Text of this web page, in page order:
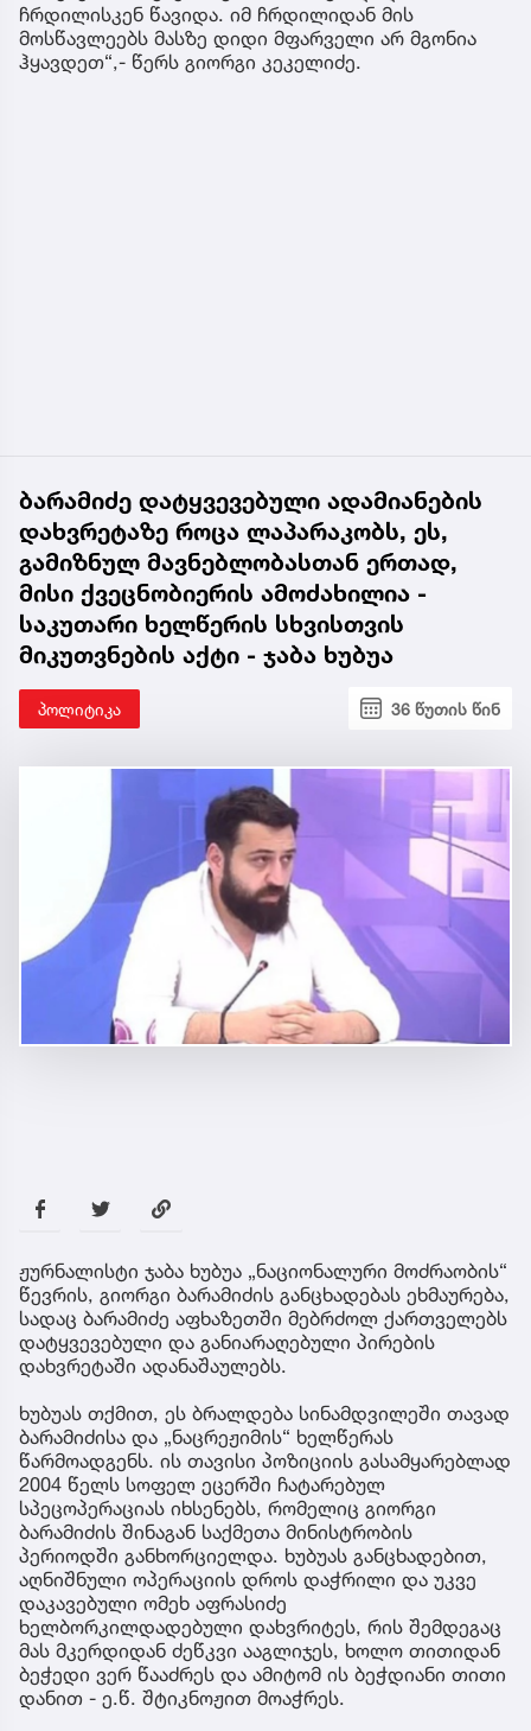
ჩრდილისკენ წავიდა. იმ ჩრდილიდან მის
მოსწავლეებს მასზე დიდი მფარველი არ მგონია
ჰყავდეთ“,- წერს გიორგი კეკელიძე.
ბარამიძე დატყვევებული ადამიანების
დახვრეტაზე როცა ლაპარაკობს, ეს,
გამიზნულ მავნებლობასთან ერთად,
მისი ქვეცნობიერის ამოძახილია -
საკუთარი ხელწერის სხვისთვის
მიკუთვნების აქტი - ჯაბა ხუბუა
პოლიტიკა 36 წუთის წინ
ჟურნალისტი ჯაბა ხუბუა „ნაციონალური მოძრაობის“
წევრის, გიორგი ბარამიძის განცხადებას ეხმაურება,
სადაც ბარამიძე აფხაზეთში მებრძოლ ქართველებს
დატყვევებული და განიარაღებული პირების
დახვრეტაში ადანაშაულებს.
ხუბუას თქმით, ეს ბრალდება სინამდვილეში თავად
ბარამიძისა და „ნაცრეჟიმის“ ხელწერას
წარმოადგენს. ის თავისი პოზიციის გასამყარებლად
2004 წელს სოფელ ეცერში ჩატარებულ
სპეცოპერაციას იხსენებს, რომელიც გიორგი
ბარამიძის შინაგან საქმეთა მინისტრობის
პერიოდში განხორციელდა. ხუბუას განცხადებით,
აღნიშნული ოპერაციის დროს დაჭრილი და უკვე
დაკავებული ომეხ აფრასიძე
ხელბორკილდადებული დახვრიტეს, რის შემდეგაც
მას მკერდიდან ძეწკვი ააგლიჯეს, ხოლო თითიდან
ბეჭედი ვერ წააძრეს და ამიტომ ის ბეჭდიანი თითი
დანით - ე.წ. შტიკნოჟით მოაჭრეს.